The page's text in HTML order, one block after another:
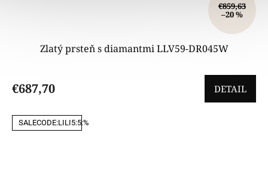
€859,63
–20 %
Zlatý prsteň s diamantmi LLV59-DR045W
€687,70 DETAIL
SALECODE:LILI5:5:%